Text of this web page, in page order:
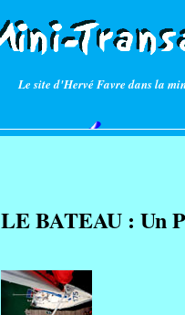
Le site d'Hervé Favre dans la
LE BATEAU : Un